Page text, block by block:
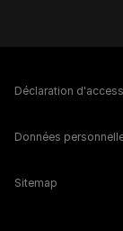
Déclaration
Données
Sitemap